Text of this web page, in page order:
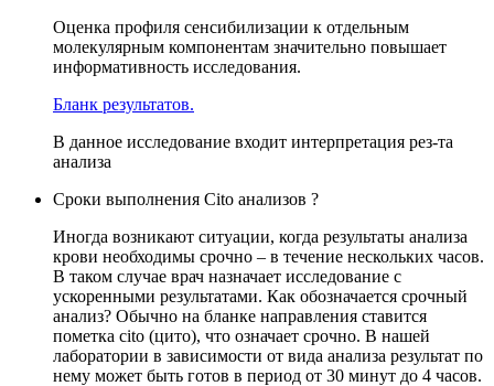
Оценка профиля сенсибилизации к отдельным
молекулярным компонентам значительно повышает
информативность исследования.
Бланк результатов.
В данное исследование входит интерпретация рез-та
анализа
Сроки выполнения Cito анализов ?
Иногда возникают ситуации, когда результаты анализа
крови необходимы срочно – в течение нескольких часов.
В таком случае врач назначает исследование с
ускоренными результатами. Как обозначается срочный
анализ? Обычно на бланке направления ставится
пометка cito (цито), что означает срочно. В нашей
лаборатории в зависимости от вида анализа результат по
нему может быть готов в период от 30 минут до 4 часов.